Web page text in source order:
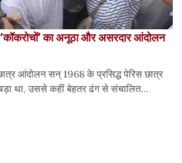
‘कॉकरोचों’ का अनूठा और असरदार आंदोलन
आंदोलन सन् 1968 के प्रसिद्ध पेरिस छात्र
था, उससे कहीं बेहतर ढंग से संचालित...